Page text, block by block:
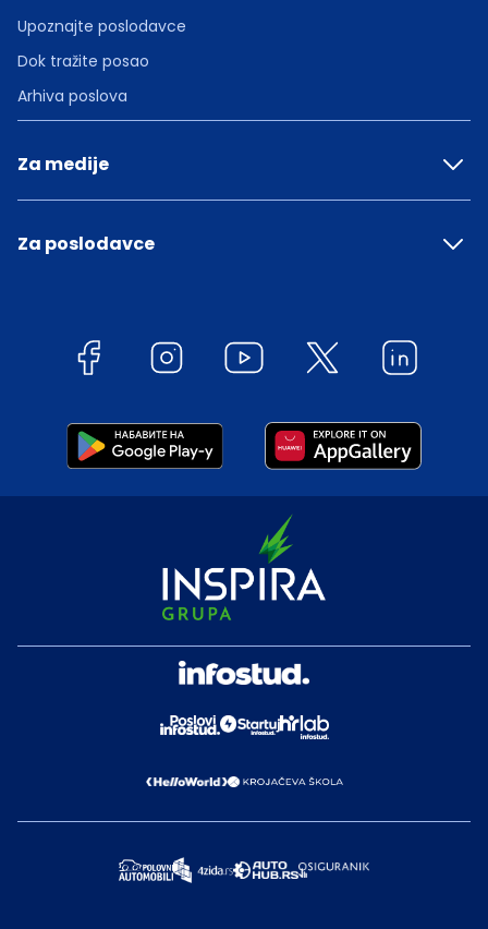
Upoznajte poslodavce
Dok tražite posao
Arhiva poslova
Za medije
Za poslodavce